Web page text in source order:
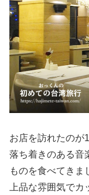
お店を訪れたのが
落ち着きのある音
ものを食べてきま
上品な雰囲気で